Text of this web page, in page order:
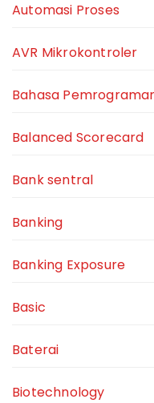
Automasi Proses
AVR Mikrokontroler
Bahasa
Balanced Scorecard
Bank sentral
Banking
Banking Exposure
Basic
Baterai
Biotechnology